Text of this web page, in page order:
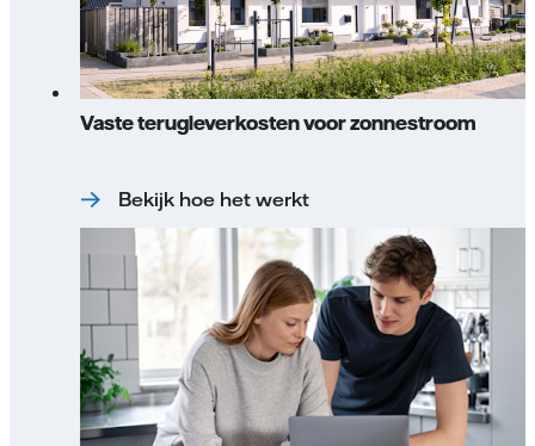
Vaste terugleverkosten voor zonnestroom
Bekijk hoe het werkt